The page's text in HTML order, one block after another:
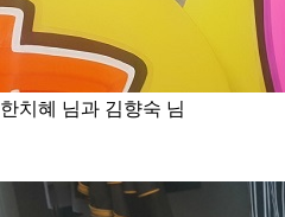
치혜 님과 김향숙 님